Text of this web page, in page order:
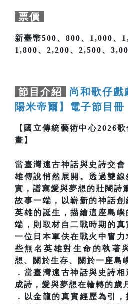
票價
新臺幣500、800、1,000、
1,800、2,200、2,500、
節目介紹
尚和歌仔戲
陽米帝爾】電子節目冊
【國立傳統藝術中心2026
畫】
當臺灣遠古神話與史詩交
雄傳說悄然展開。透過雙
實，譜寫愛與夢想的壯闊詩
故事一端，以嶄新的神話
英雄的誕生，描繪這座島
端，則取材自二戰時期的真
一位日本軍伕在戰火中奮
些無名英雄對生命的執著
想、關於生存、關於一座島
．當臺灣遠古神話與史詩
成詩，愛與夢想在輪轉的歲
．以金龍的真實經歷為引